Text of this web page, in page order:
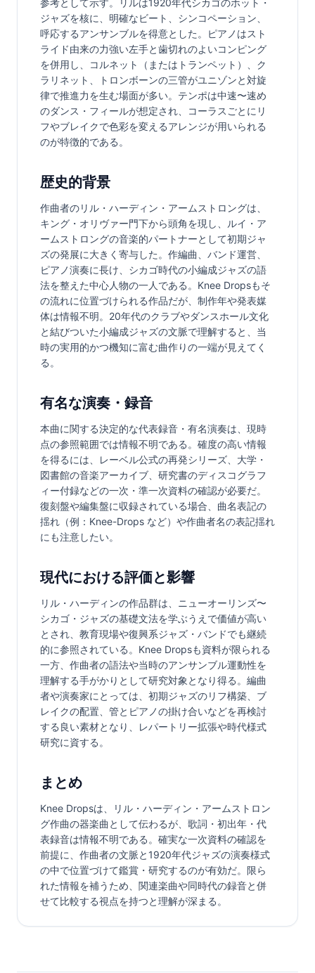
ジャズを核に、明確なビート、シンコペーション、
呼応するアンサンブルを得意とした。ピアノはスト
ライド由来の力強い左手と歯切れのよいコンピング
を併用し、コルネット（またはトランペット）、ク
ラリネット、トロンボーンの三管がユニゾンと対旋
律で推進力を生む場面が多い。テンポは中速〜速め
のダンス・フィールが想定され、コーラスごとにリ
フやブレイクで色彩を変えるアレンジが用いられる
のが特徴的である。
歴史的背景
作曲者のリル・ハーディン・アームストロングは、
キング・オリヴァー門下から頭角を現し、ルイ・ア
ームストロングの音楽的パートナーとして初期ジャ
ズの発展に大きく寄与した。作編曲、バンド運営、
ピアノ演奏に長け、シカゴ時代の小編成ジャズの語
法を整えた中心人物の一人である。Knee Dropsもそ
の流れに位置づけられる作品だが、制作年や発表媒
体は情報不明。20年代のクラブやダンスホール文化
と結びついた小編成ジャズの文脈で理解すると、当
時の実用的かつ機知に富む曲作りの一端が見えてく
る。
有名な演奏・録音
本曲に関する決定的な代表録音・有名演奏は、現時
点の参照範囲では情報不明である。確度の高い情報
を得るには、レーベル公式の再発シリーズ、大学・
図書館の音楽アーカイブ、研究書のディスコグラフ
ィー付録などの一次・準一次資料の確認が必要だ。
復刻盤や編集盤に収録されている場合、曲名表記の
揺れ（例：Knee-Drops など）や作曲者名の表記揺れ
にも注意したい。
現代における評価と影響
リル・ハーディンの作品群は、ニューオーリンズ〜
シカゴ・ジャズの基礎文法を学ぶうえで価値が高い
とされ、教育現場や復興系ジャズ・バンドでも継続
的に参照されている。Knee Dropsも資料が限られる
一方、作曲者の語法や当時のアンサンブル運動性を
理解する手がかりとして研究対象となり得る。編曲
者や演奏家にとっては、初期ジャズのリフ構築、ブ
レイクの配置、管とピアノの掛け合いなどを再検討
する良い素材となり、レパートリー拡張や時代様式
研究に資する。
まとめ
Knee Dropsは、リル・ハーディン・アームストロン
グ作曲の器楽曲として伝わるが、歌詞・初出年・代
表録音は情報不明である。確実な一次資料の確認を
前提に、作曲者の文脈と1920年代ジャズの演奏様式
の中で位置づけて鑑賞・研究するのが有効だ。限ら
れた情報を補うため、関連楽曲や同時代の録音と併
せて比較する視点を持つと理解が深まる。